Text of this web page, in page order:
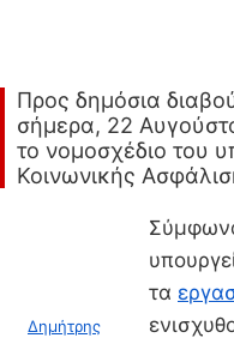
Προς δημόσια
σήμερα, 22
το νομοσχέδιο του
Κοινωνικής
Δημήτρης
τα